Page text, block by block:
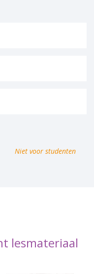
Niet voor studenten
lesmateriaal